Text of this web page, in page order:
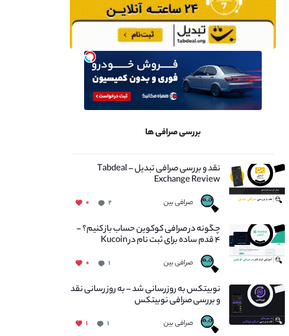
بررسی صرافی ها
نقد و بررسی صرافی تبدیل – Tabdeal
Exchange Review
صرافی بین ۲ ۰
چگونه در صرافی کوکوین حساب باز کنیم؟ -
۴ قدم ساده برای ثبت نام در Kucoin
صرافی بین ۱ ۰
نوبیتکس به روزرسانی شد – به روز رسانی نقد
و بررسی صرافی نوبیتکس
صرافی بین ۱ ۱